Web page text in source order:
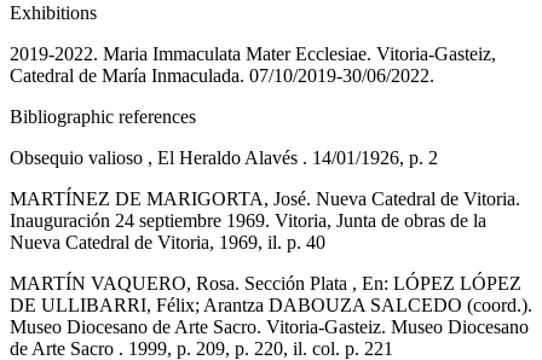
Exhibitions
2019-2022. Maria Immaculata Mater Ecclesiae. Vitoria-Gasteiz,
Catedral de María Inmaculada. 07/10/2019-30/06/2022.
Bibliographic references
Obsequio valioso , El Heraldo Alavés . 14/01/1926, p. 2
MARTÍNEZ DE MARIGORTA, José. Nueva Catedral de Vitoria.
Inauguración 24 septiembre 1969. Vitoria, Junta de obras de la
Nueva Catedral de Vitoria, 1969, il. p. 40
MARTÍN VAQUERO, Rosa. Sección Plata , En: LÓPEZ LÓPEZ
DE ULLIBARRI, Félix; Arantza DABOUZA SALCEDO (coord.).
Museo Diocesano de Arte Sacro. Vitoria-Gasteiz. Museo Diocesano
de Arte Sacro . 1999, p. 209, p. 220, il. col. p. 221